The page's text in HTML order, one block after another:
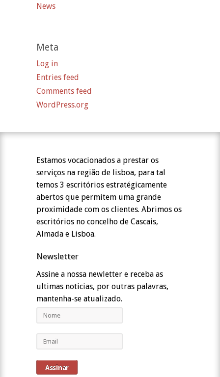
News
Meta
Log in
Entries feed
Comments feed
WordPress.org
Estamos vocacionados a prestar os
serviços na região de lisboa, para tal
temos 3 escritórios estratégicamente
abertos que permitem uma grande
proximidade com os clientes. Abrimos os
escritórios no concelho de Cascais,
Almada e Lisboa.
Newsletter
Assine a nossa newletter e receba as
ultimas noticias, por outras palavras,
mantenha-se atualizado.